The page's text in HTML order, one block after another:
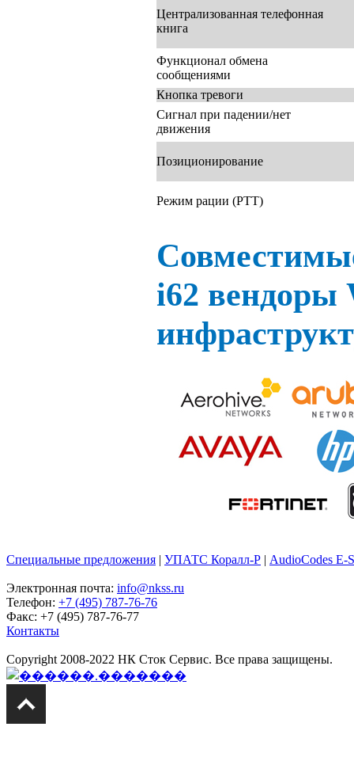
Централизованная телефонная
книга
Функционал обмена
сообщениями
Кнопка тревоги
Сигнал при падении/нет
движения
Позиционирование
Режим рации (PTT)
i62 вендоры
Специальные предложения | УПАТС Коралл-Р | AudioCodes E-
Электронная почта: info@nkss.ru
Телефон: +7 (495) 787-76-76
Факс: +7 (495) 787-76-77
Контакты
Copyright 2008-2022 НК Сток Сервис. Все права защищены.